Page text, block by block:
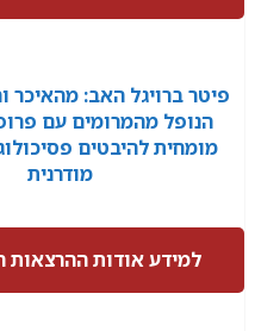
פיטר ברויגל האב:
הנופל מהמרומים עם
מומחית להיבטים
מודרנית
למידע אודות ההרצאות